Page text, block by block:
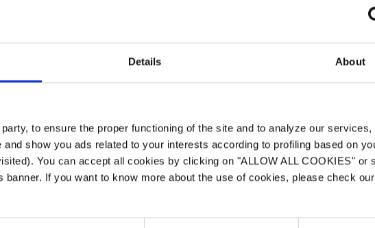
Details About
to ensure the proper functioning of the site and to analyze our services,
show you ads related to your interests according to profiling based on
You can accept all cookies by clicking on "ALLOW ALL COOKIES" or
banner. If you want to know more about the use of cookies, please check our
libero attorno all'apparecchio, con la parte superiore
e permettere interventi di manutenzione facili
rigido e dovrà essere protetto da rischi di
collocarli ai 4 angoli della macchina
verso finestre circondenti
essere trasmessi ad una costruzione vicina
a una distanza minima dal bordo della vasca, distanza
stato dell'impianto